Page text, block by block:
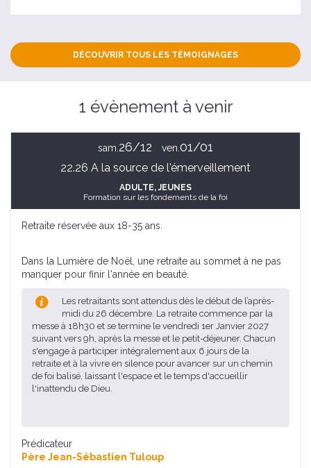
DÉCOUVRIR TOUS LES TÉMOIGNAGES
1 évènement à venir
sam. 26/12 ven. 01/01
22.26 A la source de l'émerveillement
ADULTE, JEUNES
Formation sur les fondements de la foi
Retraite réservée aux 18-35 ans.
Dans la Lumière de Noël, une retraite au sommet à ne pas
manquer pour finir l'année en beauté.
Les retraitants sont attendus dès le début de l’après-
midi du 26 décembre. La retraite commence par la
messe à 18h30 et se termine le vendredi 1er Janvier 2027
suivant vers 9h, après la messe et le petit-déjeuner. Chacun
s'engage à participer intégralement aux 6 jours de la
retraite et à la vivre en silence pour avancer sur un chemin
de foi balisé, laissant l'espace et le temps d'accueillir
l'inattendu de Dieu.
Prédicateur
Père Jean-Sébastien Tuloup